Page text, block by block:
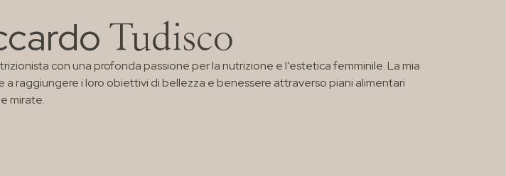
Tudisco
con una profonda passione per la nutrizione e l’estetica femminile. La mia
a raggiungere i loro obiettivi di bellezza e benessere attraverso piani alimentari
mirate.